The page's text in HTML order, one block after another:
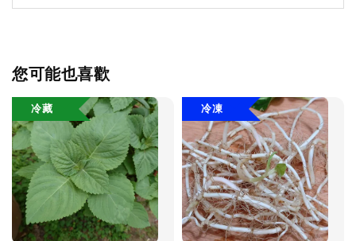
您可能也喜歡
冷藏 冷凍